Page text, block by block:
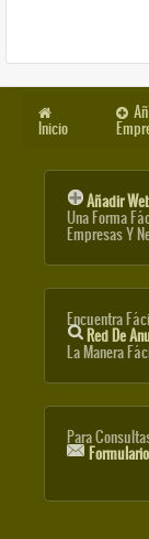
Inicio
Añadir
Una Forma
Empresas Y
Encuentra
Red De
La Manera
Para